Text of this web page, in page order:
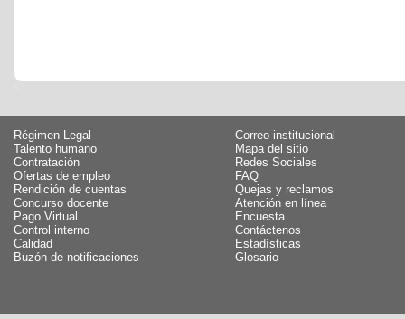
Régimen Legal
Talento humano
Contratación
Ofertas de empleo
Rendición de cuentas
Concurso docente
Pago Virtual
Control interno
Calidad
Buzón de notificaciones
Correo institucional
Mapa del sitio
Redes Sociales
FAQ
Quejas y reclamos
Atención en línea
Encuesta
Contáctenos
Estadísticas
Glosario